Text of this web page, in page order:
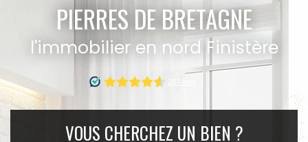
PIERRES DE BRETAGNE
l'immobilier en nord Finistère
VOUS CHERCHEZ UN BIEN ?